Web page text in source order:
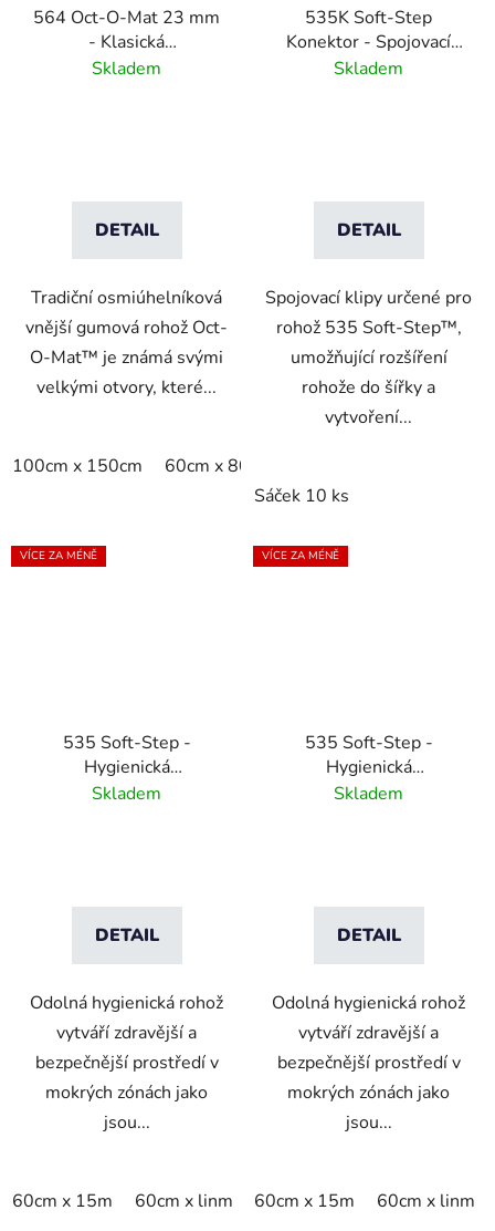
564 Oct-O-Mat 23 mm
- Klasická
osmiúhelníková vstupní
Skladem
DETAIL
Tradiční osmiúhelníková
vnější gumová rohož Oct-
O-Mat™ je známá svými
velkými otvory, které...
100cm x 150cm 60cm x 80cm
535K Soft-Step
Konektor - Spojovací
klipy k rohožím
Skladem
DETAIL
Spojovací klipy určené pro
rohož 535 Soft-Step™,
umožňující rozšíření
rohože do šířky a
vytvoření...
Sáček 10 ks
VÍCE ZA MÉNĚ
535 Soft-Step -
Hygienická
protiskluzová rohož pro
Skladem
DETAIL
Odolná hygienická rohož
vytváří zdravější a
bezpečnější prostředí v
mokrých zónách jako
jsou...
60cm x 15m 60cm x linm
VÍCE ZA MÉNĚ
535 Soft-Step -
Hygienická
protiskluzová rohož pro
Skladem
DETAIL
Odolná hygienická rohož
vytváří zdravější a
bezpečnější prostředí v
mokrých zónách jako
jsou...
60cm x 15m 60cm x linm